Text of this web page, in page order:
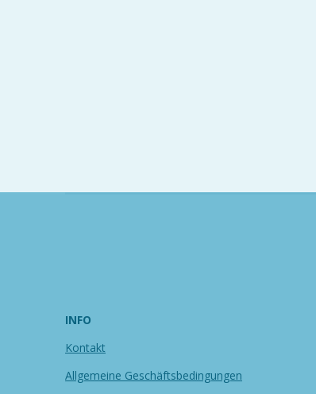
INFO
Kontakt
Allgemeine Geschäftsbedingungen